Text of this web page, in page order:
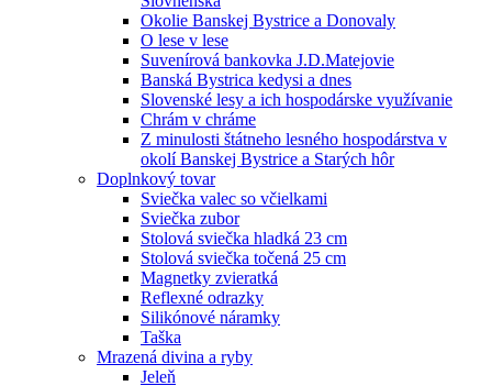
Okolie Banskej Bystrice a Donovaly
O lese v lese
Suvenírová bankovka J.D.Matejovie
Banská Bystrica kedysi a dnes
Slovenské lesy a ich hospodárske využívanie
Chrám v chráme
Z minulosti štátneho lesného hospodárstva v
okolí Banskej Bystrice a Starých hôr
Doplnkový tovar
Sviečka valec so včielkami
Sviečka zubor
Stolová sviečka hladká 23 cm
Stolová sviečka točená 25 cm
Magnetky zvieratká
Reflexné odrazky
Silikónové náramky
Taška
Mrazená divina a ryby
Jeleň